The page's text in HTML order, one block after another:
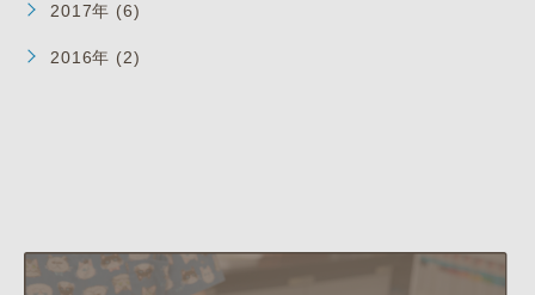
2017年 (6)
2016年 (2)